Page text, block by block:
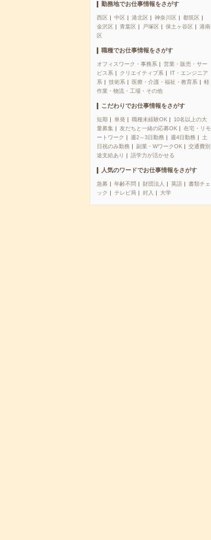
勤務地でお仕事情報をさがす
西区 中区 港北区 神奈川区
都筑区
金沢区
青葉区 戸塚区 保土ヶ谷区
港南
区
職種でお仕事情報をさがす
オフィスワーク・事務系
営業・販売・サー
ビス系
クリエイティブ系
IT・エンジニア
系
技術系 医療・介護・福祉・教育系
軽
作業・物流・工場・その他
こだわりでお仕事情報をさがす
短期 単発 職種未経験OK
10名以上の大
量募集
友だちと一緒の応募OK
在宅・リモ
ートワーク
週2～3日勤務 週4日勤務
土
日祝のみ勤務
副業・WワークOK
交通費別
途支給あり
語学力が活かせる
人気のワードでお仕事情報をさがす
急募 年齢不問 財団法人 英語
書類チェ
ック
テレビ局 封入 大学